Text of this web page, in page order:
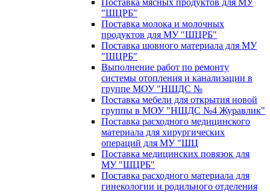
"ШЦРБ"
Поставка молока и молочных
продуктов для МУ "ШЦРБ"
Поставка шовного материала для МУ
"ШЦРБ"
Выполнение работ по ремонту
системы отопления и канализации в
группе МОУ "НШДС №
Поставка мебели для открытия новой
группы в МОУ "НШДС №4 Журавлик"
Поставка расходного медицинского
материала для хирургических
операций для МУ "ШЦ
Поставка медицинских повязок для
МУ "ШЦРБ"
Поставка расходного материала для
гинекологии и родильного отделения